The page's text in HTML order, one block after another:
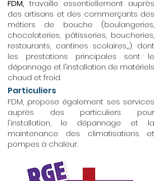
FDM, travaille essentiellement auprès
des artisans et des commerçants des
métiers de bouche (boulangeries,
chocolateries, pâtisseries, boucheries,
restaurants, cantines scolaires,...). dont
les prestations principales sont le
dépannage et l'installation de matériels
chaud et froid.
Particuliers
FDM, propose également ses services
auprès des particuliers pour
l'installation, le dépannage et la
maintenance des climatisations et
pompes à chaleur.